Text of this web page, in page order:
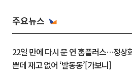
주요뉴스
22일 만에 다시 문 연 홈플러스…정상
쁜데 재고 없어 ‘발동동’[가보니]